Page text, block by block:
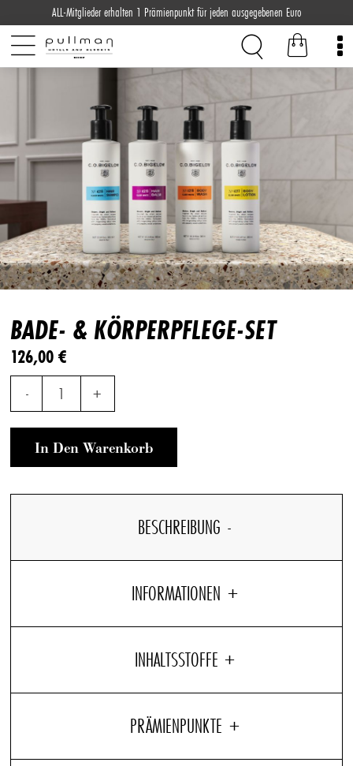
ALL-Mitglieder erhalten 1 Prämienpunkt für jeden ausgegebenen Euro
BADE- & KÖRPERPFLEGE-SET
126,00 €
- 1 +
In Den Warenkorb
BESCHREIBUNG
INFORMATIONEN
INHALTSSTOFFE